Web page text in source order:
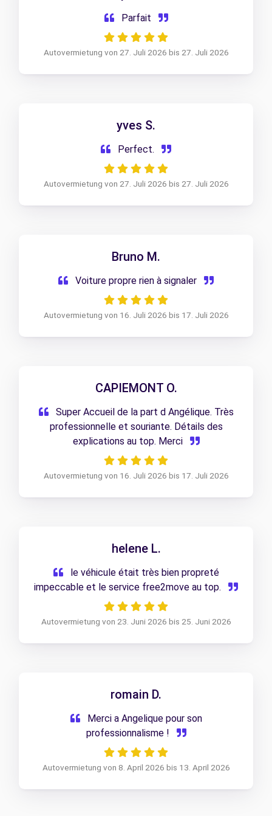
Parfait
Autovermietung von 27. Juli 2026 bis 27. Juli 2026
yves S.
Perfect.
Autovermietung von 27. Juli 2026 bis 27. Juli 2026
Bruno M.
Voiture propre rien à signaler
Autovermietung von 16. Juli 2026 bis 17. Juli 2026
CAPIEMONT O.
Super Accueil de la part d Angélique. Très
professionnelle et souriante. Détails des
explications au top. Merci
Autovermietung von 16. Juli 2026 bis 17. Juli 2026
helene L.
le véhicule était très bien propreté
impeccable et le service free2move au top.
Autovermietung von 23. Juni 2026 bis 25. Juni 2026
romain D.
Merci a Angelique pour son
professionnalisme !
Autovermietung von 8. April 2026 bis 13. April 2026